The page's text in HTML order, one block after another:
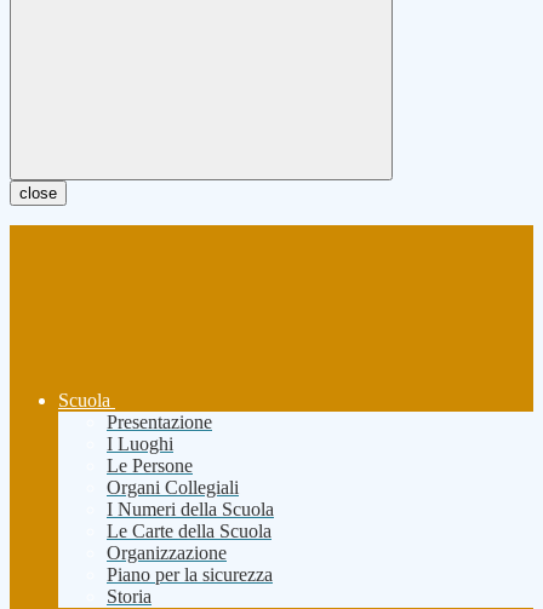
close
Scuola
Presentazione
I Luoghi
Le Persone
Organi Collegiali
I Numeri della Scuola
Le Carte della Scuola
Organizzazione
Piano per la sicurezza
Storia